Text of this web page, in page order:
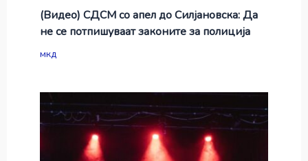
(Видео) СДСМ со апел до Силјановска: Да
не се потпишуваат законите за полиција
мкд